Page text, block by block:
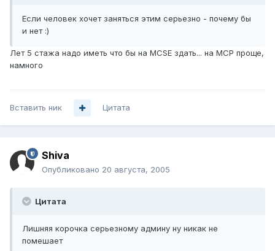
Если человек хочет заняться этим серьезно - почему бы
и нет :)
Лет 5 стажа надо иметь что бы на MCSE здать... на MCP проще,
намного
Вставить ник Цитата
Shiva
Опубликовано 20 августа, 2005
Цитата
Лишняя корочка серьезному админу ну никак не
помешает